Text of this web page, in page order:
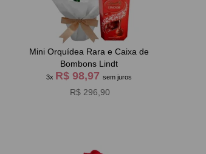
Mini Orquídea Rara e Caixa de
Bombons Lindt
3x R$ 98,97 sem juros
R$ 296,90